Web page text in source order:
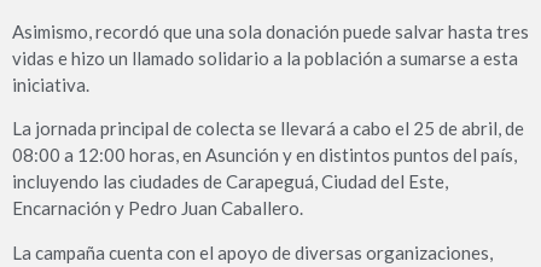
Asimismo, recordó que una sola donación puede salvar hasta tres
vidas e hizo un llamado solidario a la población a sumarse a esta
iniciativa.
La jornada principal de colecta se llevará a cabo el 25 de abril, de
08:00 a 12:00 horas, en Asunción y en distintos puntos del país,
incluyendo las ciudades de Carapeguá, Ciudad del Este,
Encarnación y Pedro Juan Caballero.
La campaña cuenta con el apoyo de diversas organizaciones,